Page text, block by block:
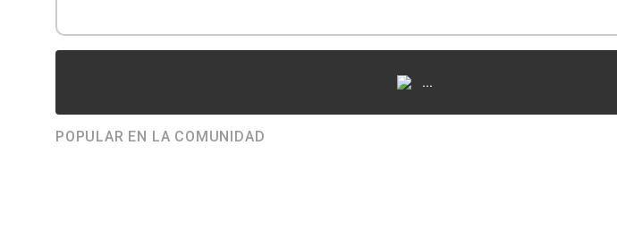
...
POPULAR EN LA COMUNIDAD